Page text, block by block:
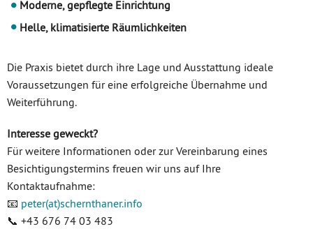
Moderne, gepflegte Einrichtung
Helle, klimatisierte Räumlichkeiten
Die Praxis bietet durch ihre Lage und Ausstattung ideale
Voraussetzungen für eine erfolgreiche Übernahme und
Weiterführung.
Interesse geweckt?
Für weitere Informationen oder zur Vereinbarung eines
Besichtigungstermins freuen wir uns auf Ihre
Kontaktaufnahme:
📧 peter(at)schernthaner.info
📞 +43 676 74 03 483